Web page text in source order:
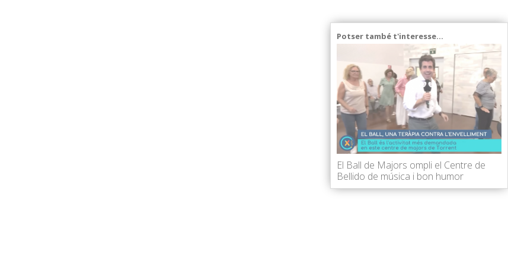
Potser també t'interesse...
El Ball de Majors ompli el Centre de
Bellido de música i bon humor